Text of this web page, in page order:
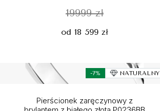
19999 zł
od 18 599 zł
-7% NATURALNY
Pierścionek zaręczynowy z